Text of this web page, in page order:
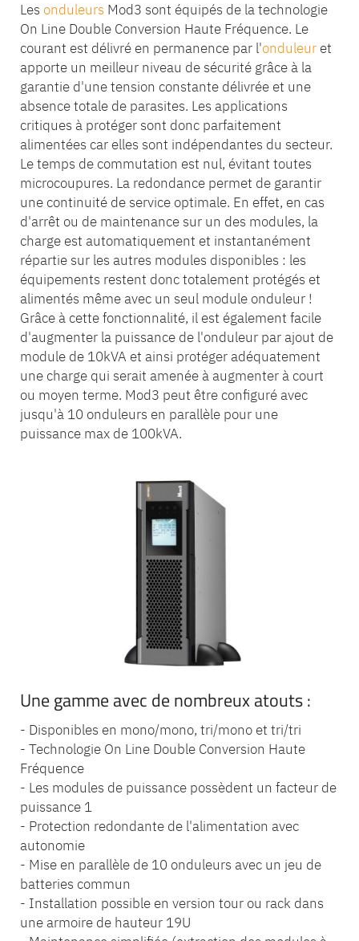
Les onduleurs Mod3 sont équipés de la technologie
On Line Double Conversion Haute Fréquence. Le
courant est délivré en permanence par l'onduleur et
apporte un meilleur niveau de sécurité grâce à la
garantie d'une tension constante délivrée et une
absence totale de parasites. Les applications
critiques à protéger sont donc parfaitement
alimentées car elles sont indépendantes du secteur.
Le temps de commutation est nul, évitant toutes
microcoupures. La redondance permet de garantir
une continuité de service optimale. En effet, en cas
d'arrêt ou de maintenance sur un des modules, la
charge est automatiquement et instantanément
répartie sur les autres modules disponibles : les
équipements restent donc totalement protégés et
alimentés même avec un seul module onduleur !
Grâce à cette fonctionnalité, il est également facile
d'augmenter la puissance de l'onduleur par ajout de
module de 10kVA et ainsi protéger adéquatement
une charge qui serait amenée à augmenter à court
ou moyen terme. Mod3 peut être configuré avec
jusqu'à 10 onduleurs en parallèle pour une
puissance max de 100kVA.
Une gamme avec de nombreux atouts :
- Disponibles en mono/mono, tri/mono et tri/tri
- Technologie On Line Double Conversion Haute
Fréquence
- Les modules de puissance possèdent un facteur de
puissance 1
- Protection redondante de l'alimentation avec
autonomie
- Mise en parallèle de 10 onduleurs avec un jeu de
batteries commun
- Installation possible en version tour ou rack dans
une armoire de hauteur 19U